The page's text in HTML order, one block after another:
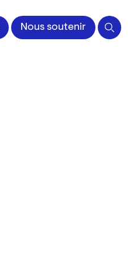
Nous soutenir